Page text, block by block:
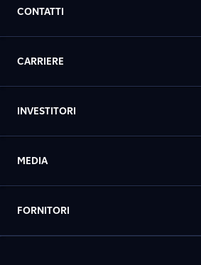
CONTATTI
CARRIERE
INVESTITORI
MEDIA
FORNITORI